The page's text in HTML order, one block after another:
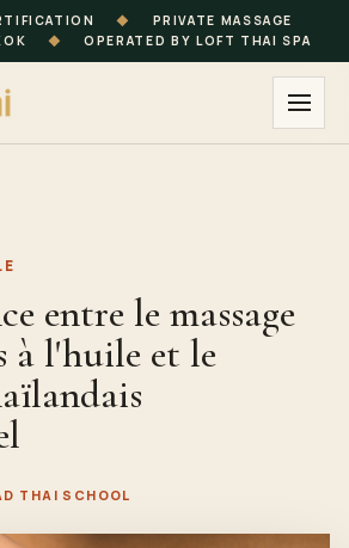
◆
PRIVATE MASSAGE
◆ OPERATED BY LOFT THAI SPA
entre le massage
à l'huile et le
THAI SCHOOL